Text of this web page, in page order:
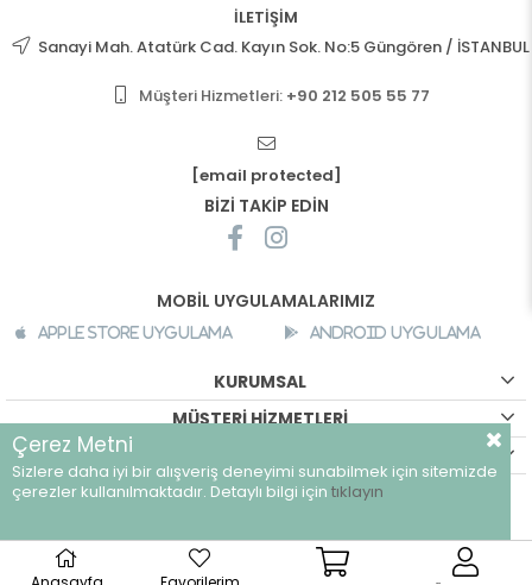
İLETİŞİM
Sanayi Mah. Atatürk Cad. Kayın Sok. No:5 Güngören / İSTANBUL
Müşteri Hizmetleri: +90 212 505 55 77
[email protected]
BİZİ TAKİP EDİN
MOBİL UYGULAMALARIMIZ
Apple Store Uygulama Android Uygulama
KURUMSAL
MÜŞTERİ HİZMETLERİ
©breeze.com.tr - Tüm hakları saklıdır.
Çerez Metni
Sizlere daha iyi bir alışveriş deneyimi sunabilmek için sitemizde
çerezler kullanılmaktadır. Detaylı bilgi için tıklayın